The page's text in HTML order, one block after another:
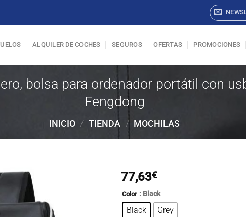
ALQUILER DE COCHES SEGUROS OFERTAS PROMOCIONES
bolsa para ordenador portátil con
Fengdong
INICIO / TIENDA / MOCHILAS
77,63€
Color : Black
Black Grey